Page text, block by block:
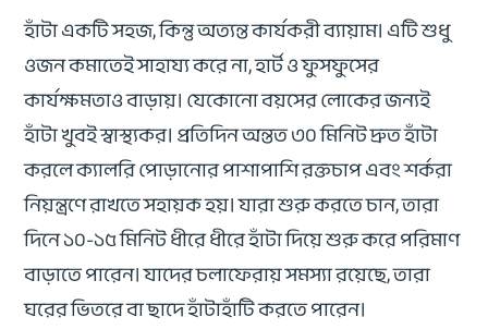
হাঁটা একটি সহজ, কিন্তু অত্যন্ত কার্যকরী ব্যায়াম। এটি শুধু
ওজন কমাতেই সাহায্য করে না, হার্ট ও ফুসফুসের
কার্যক্ষমতাও বাড়ায়। যেকোনো বয়সের লোকের জন্যই
হাঁটা খুবই স্বাস্থ্যকর। প্রতিদিন অন্তত ৩০ মিনিট দ্রুত হাঁটা
করলে ক্যালরি পোড়ানোর পাশাপাশি রক্তচাপ এবং শর্করা
নিয়ন্ত্রণে রাখতে সহায়ক হয়। যারা শুরু করতে চান, তারা
দিনে ১০-১৫ মিনিট ধীরে ধীরে হাঁটা দিয়ে শুরু করে পরিমাণ
বাড়াতে পারেন। যাদের চলাফেরায় সমস্যা রয়েছে, তারা
ঘরের ভিতরে বা ছাদে হাঁটাহাঁটি করতে পারেন।